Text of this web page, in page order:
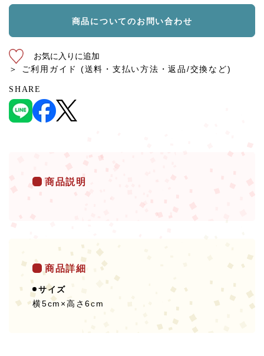
商品についてのお問い合わせ
お気に入りに追加
＞ ご利用ガイド (送料・支払い方法・返品/交換など)
SHARE
商品説明
商品詳細
サイズ
横5cm×高さ6cm